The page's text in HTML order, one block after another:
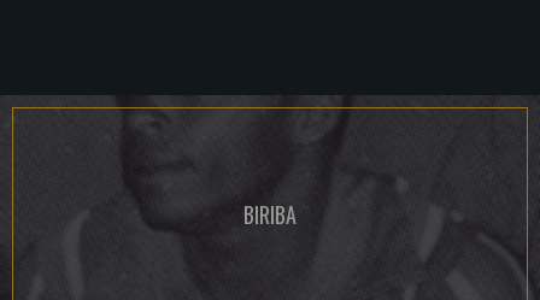
BIRIBA